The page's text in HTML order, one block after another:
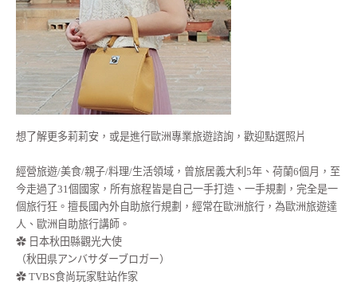
想了解更多莉莉安，或是進行歐洲專業旅遊諮詢，歡迎點選照片
經營旅遊/美食/親子/料理/生活領域，曾旅居義大利5年、荷蘭6個月，至
今走過了31個國家，所有旅程皆是自己一手打造、一手規劃，完全是一
個旅行狂。擅長國內外自助旅行規劃，經常在歐洲旅行，為歐洲旅遊達
人、歐洲自助旅行講師。
✿ 日本秋田縣觀光大使
（秋田県アンバサダーブロガー）
✿ TVBS食尚玩家駐站作家